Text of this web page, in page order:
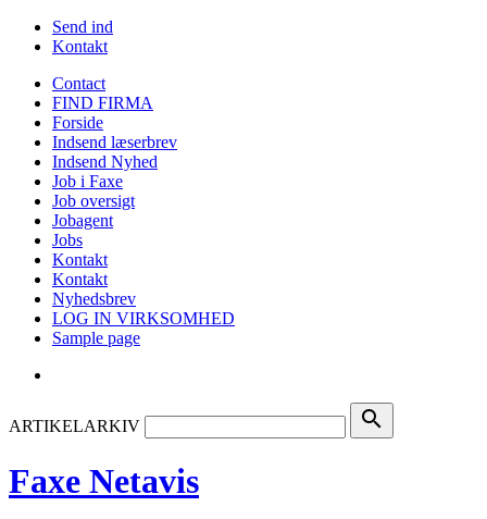
Send ind
Kontakt
Contact
FIND FIRMA
Forside
Indsend læserbrev
Indsend Nyhed
Job i Faxe
Job oversigt
Jobagent
Jobs
Kontakt
Kontakt
Nyhedsbrev
LOG IN VIRKSOMHED
Sample page
ARTIKELARKIV search
Faxe Netavis